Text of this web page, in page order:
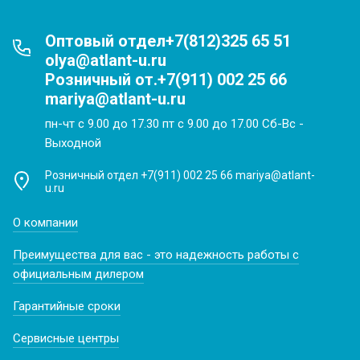
Оптовый отдел+7(812)325 65 51
olya@atlant-u.ru
Розничный от.+7(911) 002 25 66
mariya@atlant-u.ru
пн-чт с 9.00 до 17.30 пт с 9.00 до 17.00 Сб-Вс -
Выходной
Розничный отдел +7(911) 002 25 66 mariya@atlant-
u.ru
О компании
Преимущества для вас - это надежность работы с
официальным дилером
Гарантийные сроки
Сервисные центры